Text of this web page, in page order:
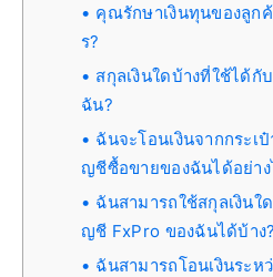
คุณรักษาเงินทุนของลูก
ร?
สกุลเงินใดบ้างที่ใช้ได้กั
ฉัน?
ฉันจะโอนเงินจากกระเ
ญชีซื้อขายของฉันได้อย่าง
ฉันสามารถใช้สกุลเงินใ
ญชี FxPro ของฉันได้บ้าง?
ฉันสามารถโอนเงินระห